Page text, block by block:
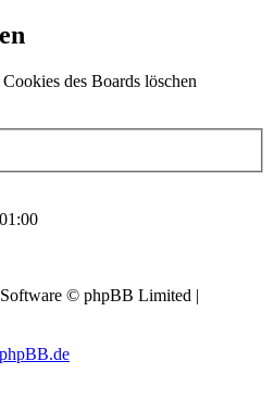
des Boards löschen
© phpBB Limited |
phpBB.de